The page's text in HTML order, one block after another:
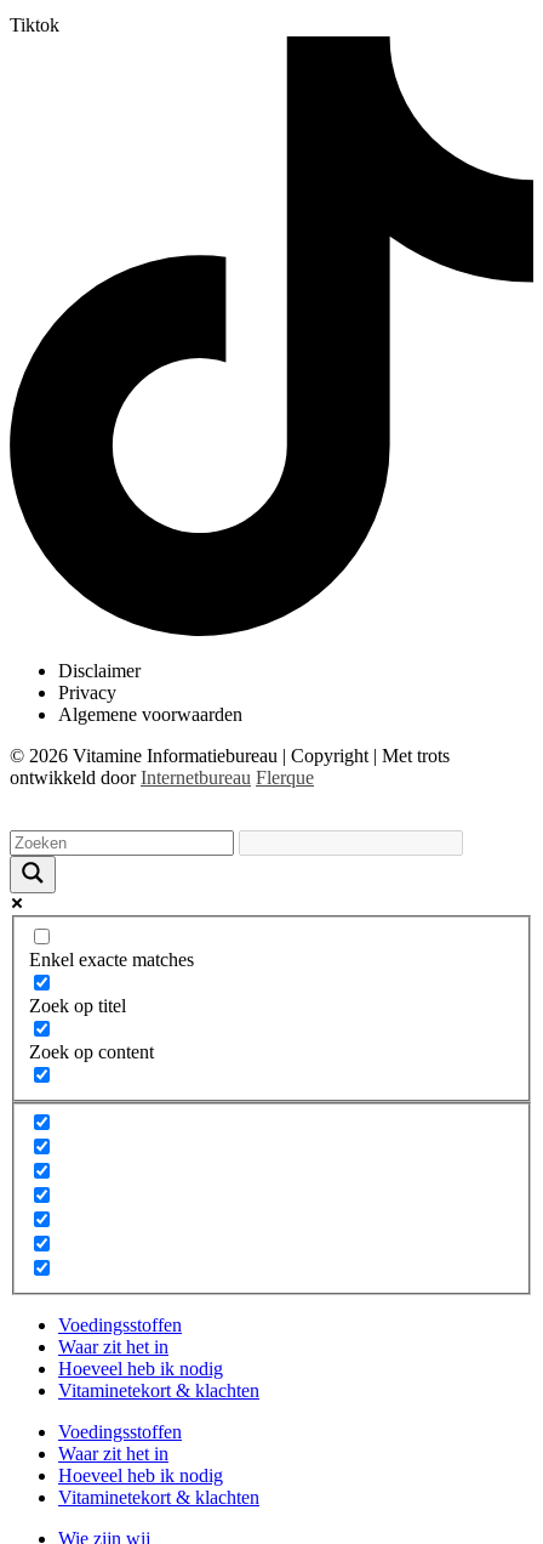
Tiktok
Disclaimer
Privacy
Algemene voorwaarden
© 2026 Vitamine Informatiebureau | Copyright | Met trots
ontwikkeld doorInternetbureau Flerque
Enkel exacte matches
Zoek op titel
Zoek op content
Voedingsstoffen
Waar zit het in
Hoeveel heb ik nodig
Vitaminetekort & klachten
Voedingsstoffen
Waar zit het in
Hoeveel heb ik nodig
Vitaminetekort & klachten
Wie zijn wij